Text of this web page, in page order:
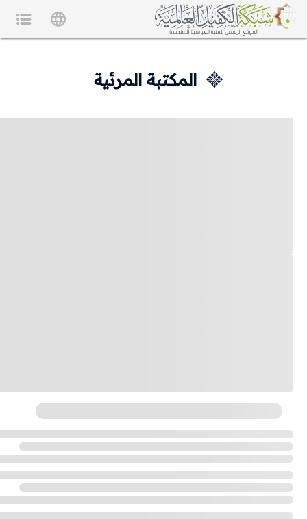
المكتبة المرئية